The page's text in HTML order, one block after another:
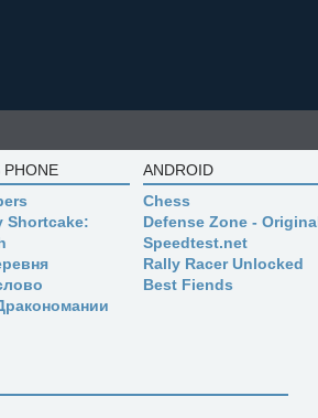
PHONE
Shortcake:
ANDROID
Chess
Defense Zone -
Speedtest.net
Rally Racer Unlocked
Best Fiends